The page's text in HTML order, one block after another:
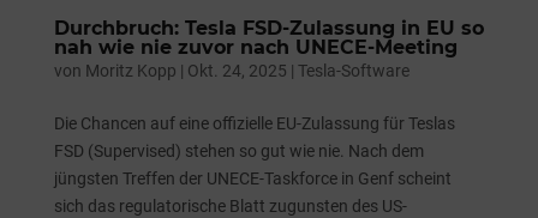
Durchbruch: Tesla FSD-Zulassung in EU so
nah wie nie zuvor nach UNECE-Meeting
von Moritz Kopp | Okt. 24, 2025 | Tesla-Software
Die Chancen auf eine offizielle EU-Zulassung für Teslas
FSD (Supervised) stehen so gut wie nie. Nach dem
jüngsten Treffen der UNECE-Taskforce in Genf scheint
sich das regulatorische Blatt zugunsten des US-